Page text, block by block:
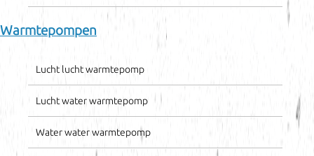
Warmtepompen
Lucht lucht warmtepomp
Lucht water warmtepomp
Water water warmtepomp